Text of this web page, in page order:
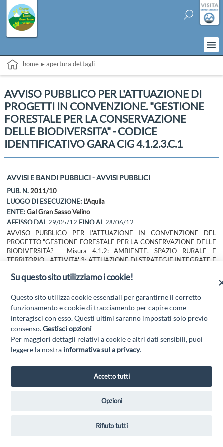
home ▸ apertura dettagli
AVVISO PUBBLICO PER L'ATTUAZIONE DI
PROGETTI IN CONVENZIONE. "GESTIONE
FORESTALE PER LA CONSERVAZIONE
DELLE BIODIVERSITA" - CODICE
IDENTIFICATIVO GARA CIG 4.1.2.3.C.1
AVVISI E BANDI PUBBLICI - AVVISI PUBBLICI
PUB. N. 2011/10
LUOGO DI ESECUZIONE: L'Aquila
ENTE:Gal Gran Sasso Velino
AFFISSO DAL 29/05/12 FINO AL 28/06/12
AVVISO PUBBLICO PER L'ATTUAZIONE IN CONVENZIONE DEL
PROGETTO "GESTIONE FORESTALE PER LA CONSERVAZIONE DELLE
BIODIVERSITÀ? - Misura 4.1.2: AMBIENTE, SPAZIO RURALE E
TERRITORIO - ATTIVITA' 3: ATTUAZIONE DI STRATEGIE INTEGRATE E
STATO DI DEGRADO O A RISCHIO DI PERDITA DI BIODIVERSITA' -
Scarica l'allegato
GAL GRAN SASSO VELINO - Via Mulino di Pile, 27, 67100 L'Aquila AQ
info@galgransassovelino.it
Su questo sito utilizziamo i cookie!
Questo sito utilizza cookie essenziali per garantirne il corretto
funzionamento e cookie di tracciamento per capire come
interagisci con esso. Questi ultimi saranno impostati solo previo
consenso.Gestisci opzioni
Per maggiori dettagli relativi a cookie e altri dati sensibili, puoi
leggere la nostra informativa sulla privacy.
Accetto tutti
Opzioni
Rifiuto tutti